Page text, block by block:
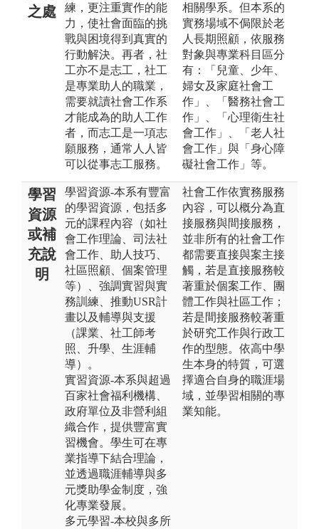
之處
練，更注重實作的能
力，使社會面臨的挑
戰與困境得到真實的
行動解決。再者，社
工亦不是志工，社工
是專業助人的職業，
需要就讀社會工作系
才能成為的助人工作
者，而志工是一項志
願服務，通常人人皆
可以從事志工服務。
相關學系。但本系的
實務場域不侷限於老
人長期照顧，依服務
對象與專業科目區分
有：「兒童、少年、
婦女及家庭社會工
作」、「醫務社會工
作」、「心理衛生社
會工作」、「老人社
會工作」與「身心障
礙社會工作」等。
學習
資源
或補
充說
明
學習資源-本系有豐富
的學習資源，包括多
元的課程內容（如社
會工作理論、司法社
會工作、助人技巧、
社區照顧、個案管理
等）、強調實習與實
務訓練、推動USR計
畫以及輔導與支援
（課業、社工師考
照、升學、生涯輔
導）。
實習資源-本系與超過
百家社會福利機構、
政府單位及非營利組
織合作，提供豐富實
習機會。學生可在專
業指導下結合理論，
並透過職涯輔導與多
元獎助學金制度，強
化專業發展。
多元學習-本校與多所
社會工作依實務服務
內容，可以概分為直
接服務與間接服務，
並非所有的社會工作
都需要直接與案主接
觸，若是直接服務較
著重於個案工作、團
體工作與社區工作；
若是間接服務較著重
於研究工作與行政工
作的型態。依高中學
生本身的特質，可選
擇適合自身的職涯場
域，並學習相關的專
業知能。